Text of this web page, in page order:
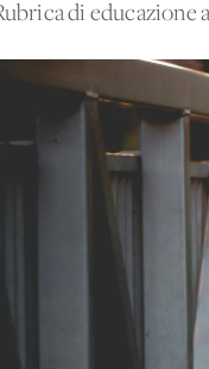
di educazione